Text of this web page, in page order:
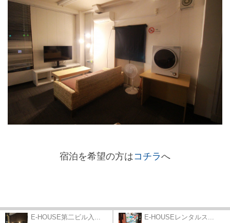
宿泊を希望の方はコチラへ
E-HOUSE第二ビル入... E-HOUSEレンタルス...